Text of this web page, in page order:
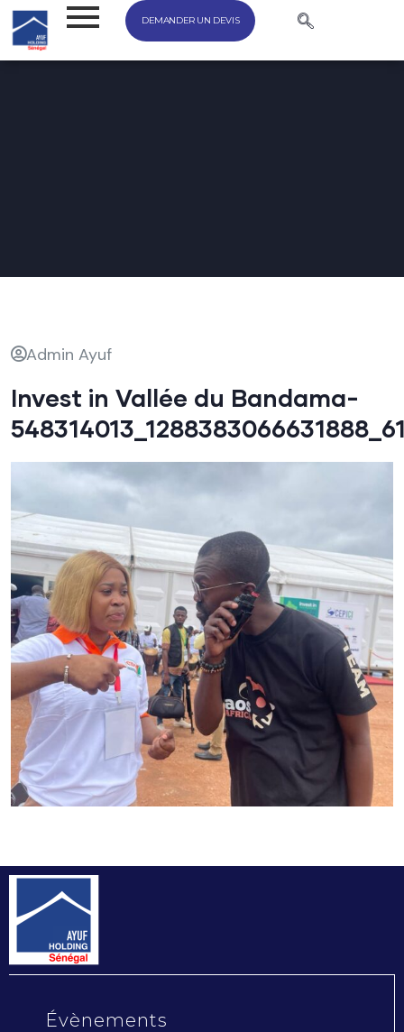
DEMANDER UN DEVIS
Admin Ayuf
Invest in Vallée du Bandama-
Évènements